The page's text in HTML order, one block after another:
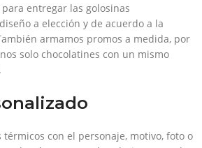
entregar las golosinas
a elección y de acuerdo a la
armamos promos a medida, por
solo chocolatines con un mismo
térmicos con el personaje, motivo, foto o